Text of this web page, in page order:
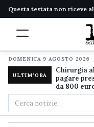
Questa testata non riceve
DOMENICA 9 AGOSTO 2026
ULTIM'ORA
Chirurgia
pagare
da 800
Cerca
nel
sito